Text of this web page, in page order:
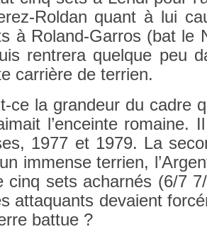
Roldan quant à lui
à Roland-Garros (bat le
re­ntrera quel­que peu
carrière de ter­ri­en.
ce la gran­deur du cadre
l’en­cein­te romaine.
1977 et 1979. La
im­men­se ter­ri­en,
cinq sets ac­harnés (6/7
at­taquants de­vaient
bat­tue ?